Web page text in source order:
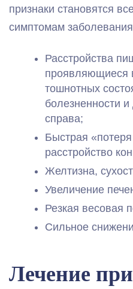
признаки становятся
симптомам
Расстройства
проявляющиеся
тошнотных
болезненности
справа;
Быстрая
расстройство
Желтизна,
Увеличение
Резкая весовая
Сильное
Лечение